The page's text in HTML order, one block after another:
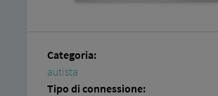
Categoria:
autista
Tipo di connessione: